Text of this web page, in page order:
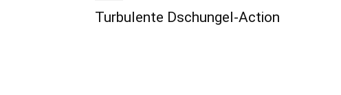
Turbulente Dschungel-Action